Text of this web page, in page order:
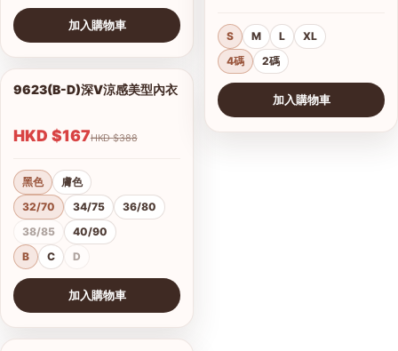
加入購物車
1/2
查看圖片
9623(B-D)深V涼感美型內衣
HKD $167 HKD $388
黑色
膚色
32/70
34/75
36/80
38/85
40/90
B
C D
加入購物車
查看圖片
S M L
XL
4碼
2碼
加入購物車